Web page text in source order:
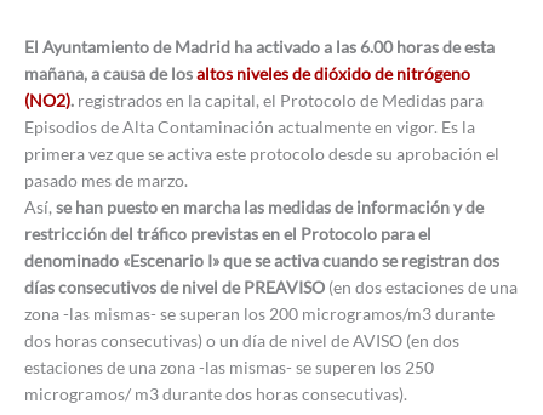
El Ayuntamiento de Madrid ha activado a las 6.00 horas de esta
mañana, a causa de losaltos niveles de dióxido de nitrógeno
(NO2). registrados en la capital, el Protocolo de Medidas para
Episodios de Alta Contaminación actualmente en vigor. Es la
primera vez que se activa este protocolo desde su aprobación el
pasado mes de marzo.
Así, se han puesto en marcha las medidas de información y de
restricción del tráfico previstas en el Protocolo para el
denominado «Escenario I» que se activa cuando se registran dos
días consecutivos de nivel de PREAVISO (en dos estaciones de una
zona -las mismas- se superan los 200 microgramos/m3 durante
dos horas consecutivas) o un día de nivel de AVISO (en dos
estaciones de una zona -las mismas- se superen los 250
microgramos/ m3 durante dos horas consecutivas).